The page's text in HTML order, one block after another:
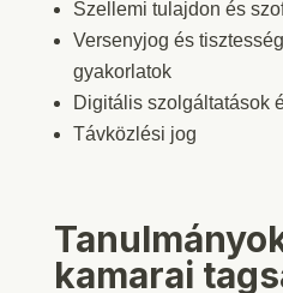
Szellemi tulajdon és
Versenyjog és
gyakorlatok
Digitális szolgáltatások
Távközlési jog
kamarai